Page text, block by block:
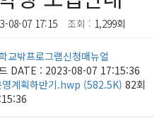
08-07 17:15 조회 : 1,299회
교밖프로그램신청매뉴얼
DATE : 2023-08-07 17:15:36
계획하반기.hwp (582.5K) 82회